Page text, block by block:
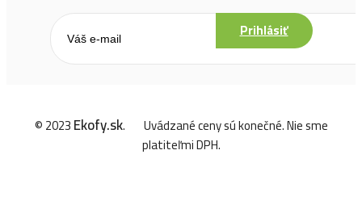
Prihlásiť
© 2023Ekofy.sk.
Uvádzané ceny sú konečné. Nie sme
platiteľmi DPH.